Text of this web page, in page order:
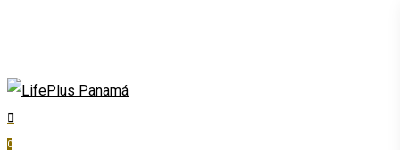
content
search
account
0